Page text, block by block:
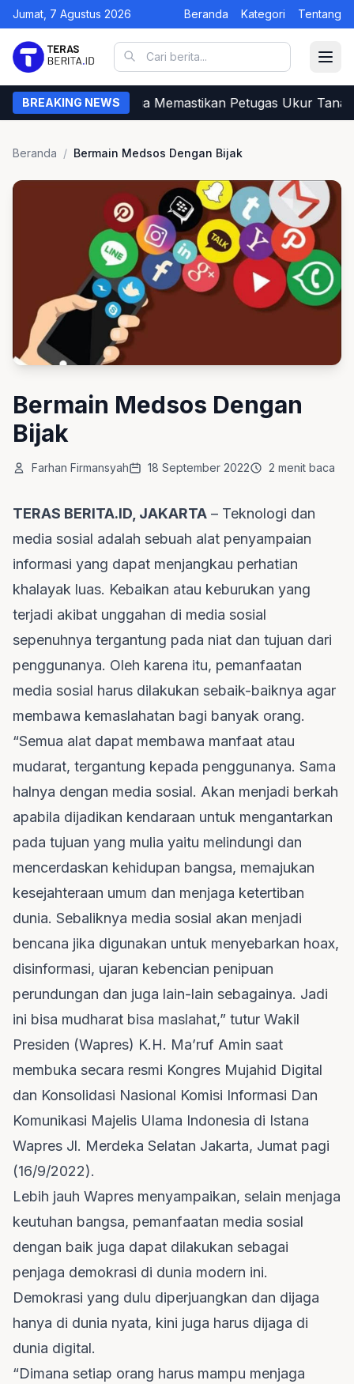
Jumat, 7 Agustus 2026 Beranda Kategori Tentang
BREAKING NEWS
Begini Cara Warga Memastikan Petugas Ukur Tanah
Beranda / Bermain Medsos Dengan Bijak
Bermain Medsos Dengan
Bijak
Farhan Firmansyah 18 September 2022 2 menit baca
TERAS BERITA.ID, JAKARTA – Teknologi dan
media sosial adalah sebuah alat penyampaian
informasi yang dapat menjangkau perhatian
khalayak luas. Kebaikan atau keburukan yang
terjadi akibat unggahan di media sosial
sepenuhnya tergantung pada niat dan tujuan dari
penggunanya. Oleh karena itu, pemanfaatan
media sosial harus dilakukan sebaik-baiknya agar
membawa kemaslahatan bagi banyak orang.
“Semua alat dapat membawa manfaat atau
mudarat, tergantung kepada penggunanya. Sama
halnya dengan media sosial. Akan menjadi berkah
apabila dijadikan kendaraan untuk mengantarkan
pada tujuan yang mulia yaitu melindungi dan
mencerdaskan kehidupan bangsa, memajukan
kesejahteraan umum dan menjaga ketertiban
dunia. Sebaliknya media sosial akan menjadi
bencana jika digunakan untuk menyebarkan hoax,
disinformasi, ujaran kebencian penipuan
perundungan dan juga lain-lain sebagainya. Jadi
ini bisa mudharat bisa maslahat,” tutur Wakil
Presiden (Wapres) K.H. Ma’ruf Amin saat
membuka secara resmi Kongres Mujahid Digital
dan Konsolidasi Nasional Komisi Informasi Dan
Komunikasi Majelis Ulama Indonesia di Istana
Wapres Jl. Merdeka Selatan Jakarta, Jumat pagi
(16/9/2022).
Lebih jauh Wapres menyampaikan, selain menjaga
keutuhan bangsa, pemanfaatan media sosial
dengan baik juga dapat dilakukan sebagai
penjaga demokrasi di dunia modern ini.
Demokrasi yang dulu diperjuangkan dan dijaga
hanya di dunia nyata, kini juga harus dijaga di
dunia digital.
“Dimana setiap orang harus mampu menjaga